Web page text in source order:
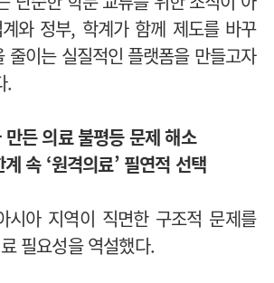
와 정부, 학계가 함께 제도를 바꾸
줄이는 실질적인 플랫폼을 만들고자
.
만든 의료 불평등 문제 해소
속 ‘원격의료’ 필연적 선택
시아 지역이 직면한 구조적 문제를
필요성을 역설했다.